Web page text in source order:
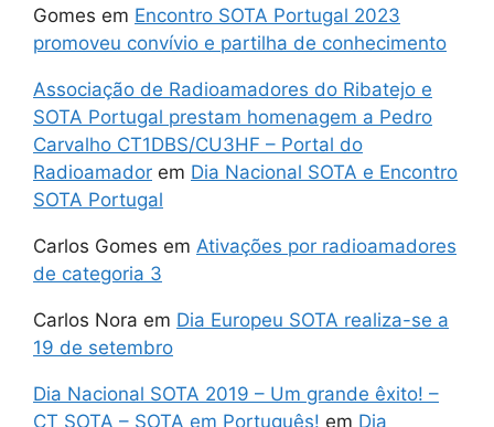
Gomes em Encontro SOTA Portugal 2023
promoveu convívio e partilha de conhecimento
Associação de Radioamadores do Ribatejo e
SOTA Portugal prestam homenagem a Pedro
Carvalho CT1DBS/CU3HF – Portal do
Radioamador em Dia Nacional SOTA e Encontro
SOTA Portugal
Carlos Gomes em Ativações por radioamadores
de categoria 3
Carlos Nora em Dia Europeu SOTA realiza-se a
19 de setembro
Dia Nacional SOTA 2019 – Um grande êxito! –
CT SOTA – SOTA em Português! em Dia